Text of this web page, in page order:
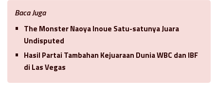
Baca Juga
The Monster Naoya Inoue Satu-satunya Juara
Undisputed
Hasil Partai Tambahan Kejuaraan Dunia WBC dan IBF
di Las Vegas